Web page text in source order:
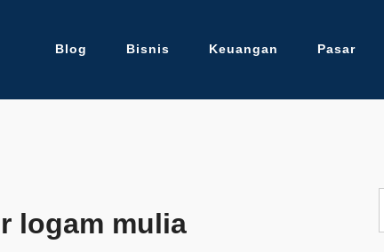
Blog Bisnis Keuangan Pasar
logam mulia